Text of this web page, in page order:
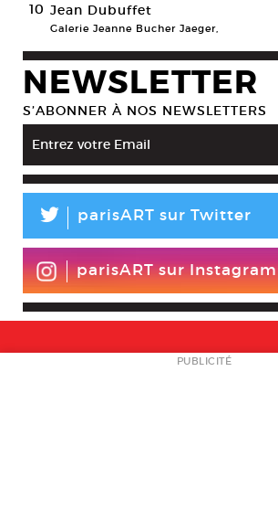
10 Jean Dubuffet
Galerie Jeanne Bucher Jaeger,
NEWSLETTER
S’ABONNER À NOS NEWSLETTERS
L parisART sur Twitter
parisART sur Instagram
NEWSLETTER
PUBLICITÉ